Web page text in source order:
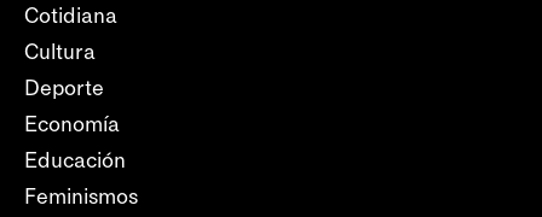
Cotidiana
Cultura
Deporte
Economía
Educación
Feminismos